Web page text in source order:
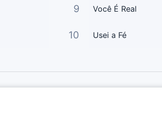
9 Você É Real
10 Usei a Fé